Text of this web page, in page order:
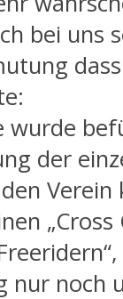
bei uns
wurde
der
Verein
nur noch